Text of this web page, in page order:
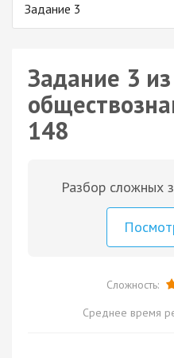
Задание 3
Задание 3
148
Разбор сложных
Сложность:
Среднее время